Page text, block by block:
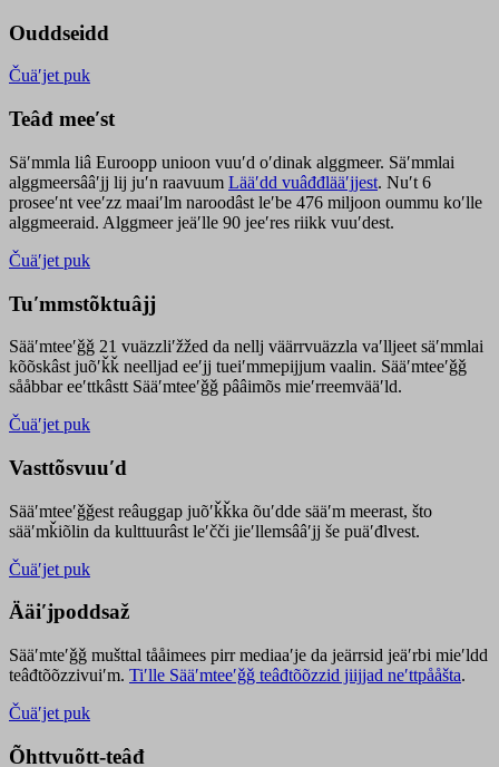
Ouddseidd
Čuäʹjet puk
Teâđ meeʹst
Säʹmmla liâ Euroopp unioon vuuʹd oʹdinak alggmeer. Säʹmmlai
alggmeersââʹjj lij juʹn raavuum Lääʹdd vuâđđlääʹjjest. Nuʹt 6
proseeʹnt veeʹzz maaiʹlm naroodâst leʹbe 476 miljoon oummu koʹlle
alggmeeraid. Alggmeer jeäʹlle 90 jeeʹres riikk vuuʹdest.
Čuäʹjet puk
Tuʹmmstõktuâjj
Sääʹmteeʹǧǧ 21 vuäzzliʹžžed da nellj väärrvuäzzla vaʹlljeet säʹmmlai
kõõskâst juõʹǩǩ neelljad eeʹjj tueiʹmmepijjum vaalin. Sääʹmteeʹǧǧ
sååbbar eeʹttkâstt Sääʹmteeʹǧǧ pââimõs mieʹrreemvääʹld.
Čuäʹjet puk
Vasttõsvuuʹd
Sääʹmteeʹǧǧest reâuggap juõʹǩǩka õuʹdde sääʹm meerast, što
sääʹmǩiõlin da kulttuurâst leʹčči jieʹllemsââʹjj še puäʹđlvest.
Čuäʹjet puk
Ääiʹjpoddsaž
Sääʹmteʹǧǧ mušttal tååimees pirr mediaaʹje da jeärrsid jeäʹrbi mieʹldd
teâđtõõzzivuiʹm. Tiʹlle Sääʹmteeʹǧǧ teâđtõõzzid jiijjad neʹttpååšta.
Čuäʹjet puk
Õhttvuõtt-teâđ